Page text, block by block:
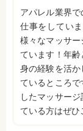
アパレル業界
仕事をしてい
様々なマッサ
ています！年
身の経験を活
ているところ
したマッサー
ている方はぜひ